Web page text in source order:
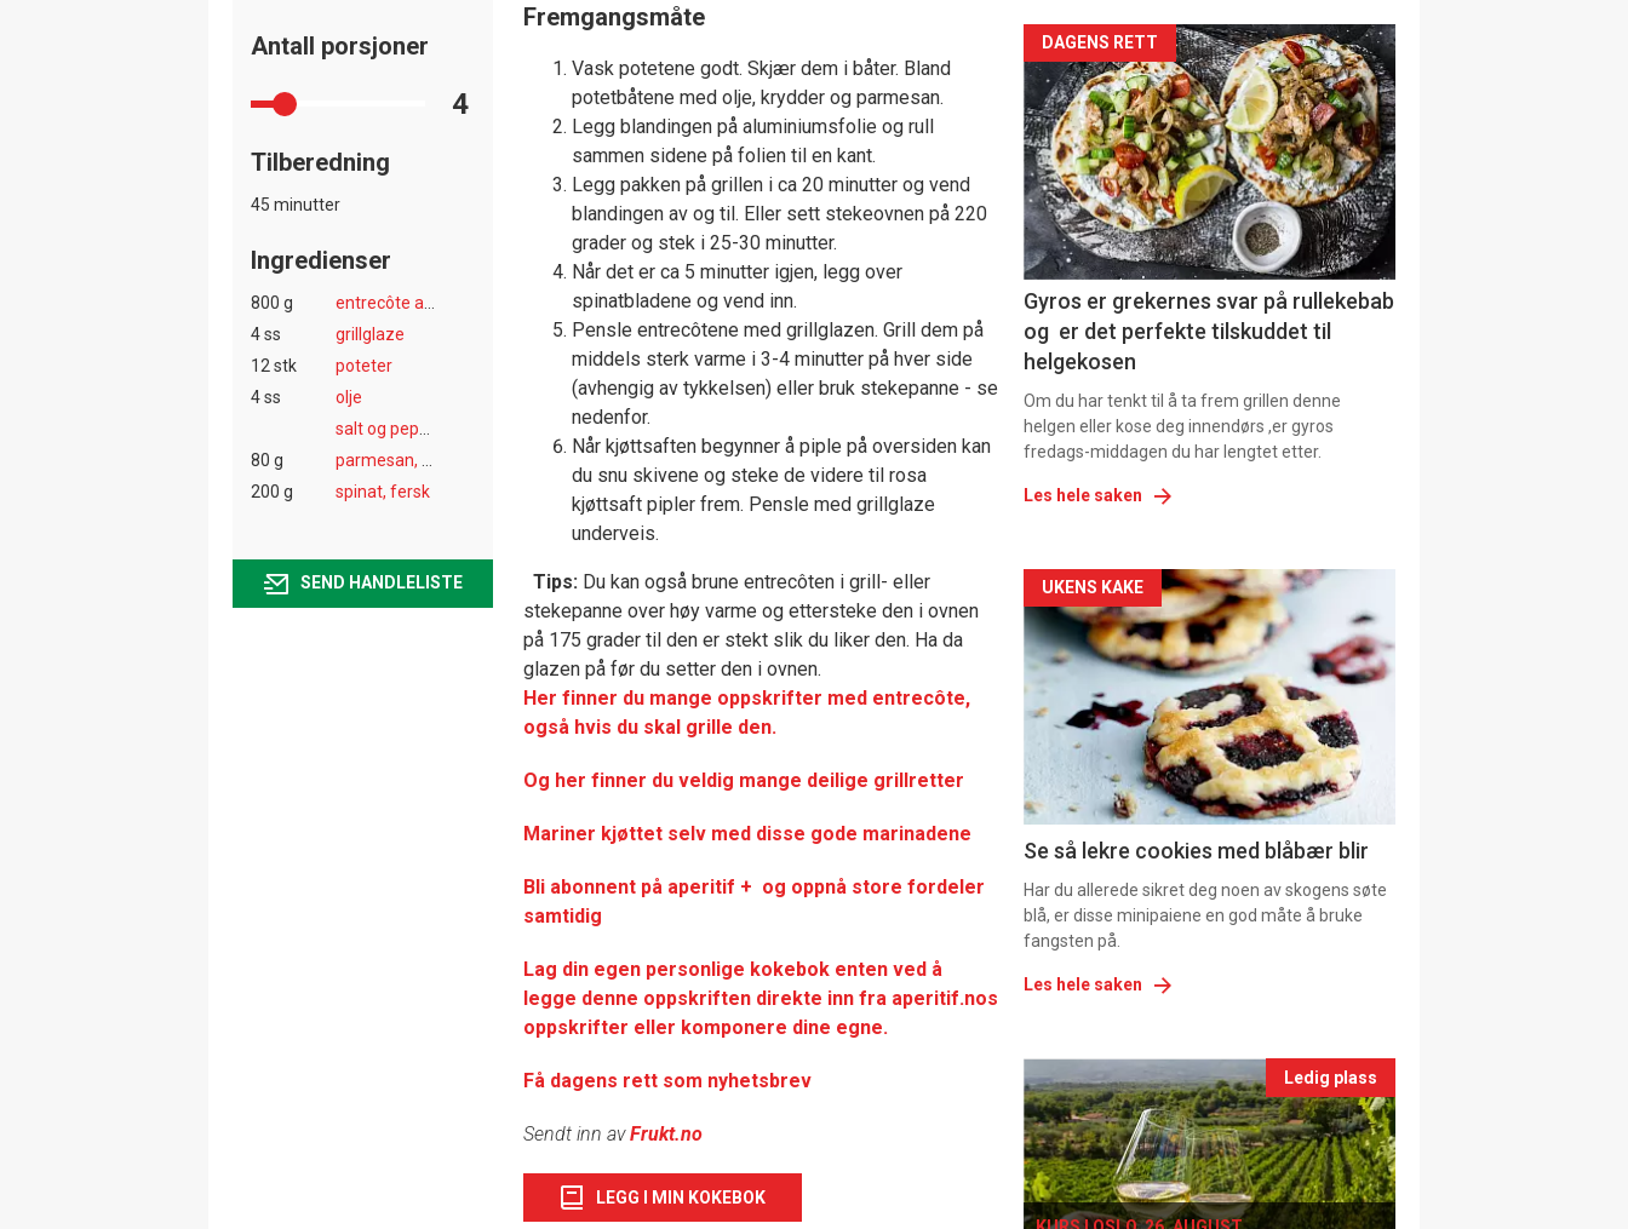
Antall porsjoner
4
Tilberedning
45 minutter
Ingredienser
800 g
4 ss
grillglaze
12 stk
poteter
4 ss
olje
80 g
200 g
spinat, fersk
SEND HANDLELISTE
Fremgangsmåte
Vask potetene godt. Skjær dem i båter. Bland
potetbåtene med olje, krydder og parmesan.
Legg blandingen på aluminiumsfolie og rull
sammen sidene på folien til en kant.
Legg pakken på grillen i ca 20 minutter og vend
blandingen av og til. Eller sett stekeovnen på 220
grader og stek i 25-30 minutter.
Når det er ca 5 minutter igjen, legg over
spinatbladene og vend inn.
Pensle entrecôtene med grillglazen. Grill dem på
middels sterk varme i 3-4 minutter på hver side
(avhengig av tykkelsen) eller bruk stekepanne - se
nedenfor.
Når kjøttsaften begynner å piple på oversiden kan
du snu skivene og steke de videre til rosa
kjøttsaft pipler frem. Pensle med grillglaze
underveis.
Tips: Du kan også brune entrecôten i grill- eller
stekepanne over høy varme og ettersteke den i ovnen
på 175 grader til den er stekt slik du liker den. Ha da
glazen på før du setter den i ovnen.
Her finner du mange oppskrifter med entrecôte,
også hvis du skal grille den.
Og her finner du veldig mange deilige grillretter
Mariner kjøttet selv med disse gode marinadene
Bli abonnent på aperitif + og oppnå store fordeler
samtidig
Lag din egen personlige kokebok enten ved å
legge denne oppskriften direkte inn fra aperitif.nos
oppskrifter eller komponere dine egne.
Få dagens rett som nyhetsbrev
Sendt inn avFrukt.no
LEGG I MIN KOKEBOK
Artikler
detail
-
section
11
Dagens
rett
2
DAGENS RETT
Gyros er grekernes svar på rullekebab
og er det perfekte tilskuddet til
helgekosen
Om du har tenkt til å ta frem grillen denne
helgen eller kose deg innendørs ,er gyros
fredags-middagen du har lengtet etter.
Les hele saken
Artikler
detail
-
section
11
Ukens
vin
UKENS KAKE
Se så lekre cookies med blåbær blir
Har du allerede sikret deg noen av skogens søte
blå, er disse minipaiene en god måte å bruke
fangsten på.
Les hele saken
Events
single
Ledig plass